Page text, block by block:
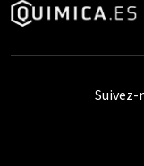
Suivez-